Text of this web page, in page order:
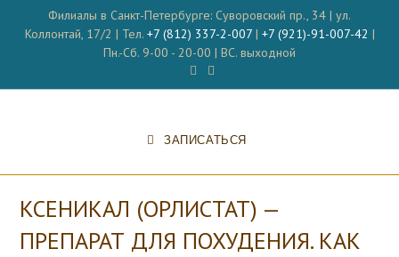
содержимому
Филиалы в Санкт-Петербурге: Суворовский пр., 34 | ул.
Коллонтай, 17/2 | Тел. +7 (812) 337-2-007| +7 (921)-91-007-42 |
Пн.-Сб. 9-00 - 20-00 | ВС. выходной
ЗАПИСАТЬСЯ
КСЕНИКАЛ (ОРЛИСТАТ) —
ПРЕПАРАТ ДЛЯ ПОХУДЕНИЯ. КАК